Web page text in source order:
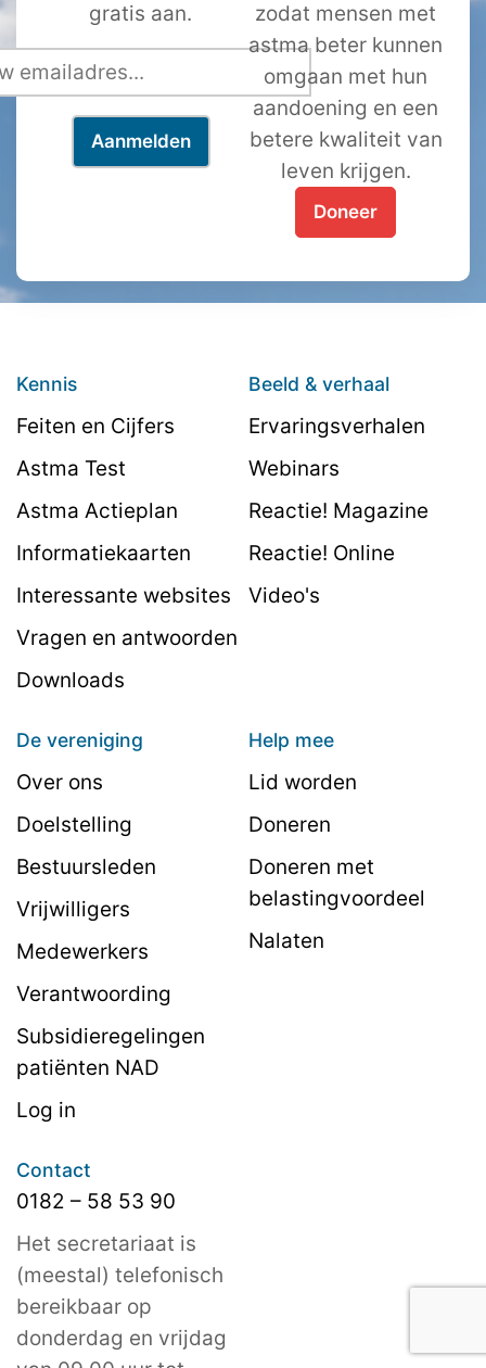
gratis aan.
zodat mensen met
astma beter kunnen
omgaan met hun
aandoening en een
betere kwaliteit van
leven krijgen.
Doneer
Kennis
Feiten en Cijfers
Astma Test
Astma Actieplan
Informatiekaarten
Interessante websites
Vragen en antwoorden
Downloads
Beeld & verhaal
Ervaringsverhalen
Webinars
Reactie! Magazine
Reactie! Online
Video's
De vereniging
Over ons
Doelstelling
Bestuursleden
Vrijwilligers
Medewerkers
Verantwoording
Subsidieregelingen
patiënten NAD
Log in
Help mee
Lid worden
Doneren
Doneren met
belastingvoordeel
Nalaten
Contact
0182 – 58 53 90
Het secretariaat is
(meestal) telefonisch
bereikbaar op
donderdag en vrijdag